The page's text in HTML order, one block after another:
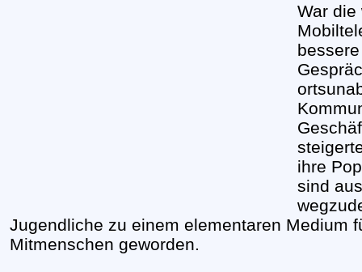
War die
ihre
sind
Jugendliche zu einem elementaren Medium
Mitmenschen geworden.